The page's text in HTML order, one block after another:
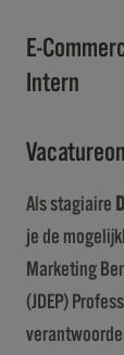
E-
Intern
Als stagiaire
je de
Marketing
(JDEP)